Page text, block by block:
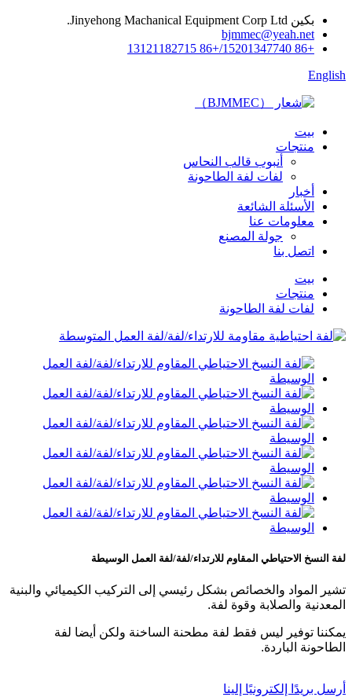
بكين Jinyehong Machanical Equipment Corp Ltd.
bjmmec@yeah.net
+86 15201347740/+86 13121182715
English
بيت
منتجات
أنبوب قالب النحاس
لفات لفة الطاحونة
أخبار
الأسئلة الشائعة
معلومات عنا
جولة المصنع
اتصل بنا
بيت
منتجات
لفات لفة الطاحونة
لفة النسخ الاحتياطي المقاوم للارتداء/لفة/لفة العمل الوسيطة
تشير المواد والخصائص بشكل رئيسي إلى التركيب الكيميائي والبنية
المعدنية والصلابة وقوة لفة.
يمكننا توفير ليس فقط لفة مطحنة الساخنة ولكن أيضا لفة
الطاحونة الباردة.
أرسل بريدًا إلكترونيًا إلينا